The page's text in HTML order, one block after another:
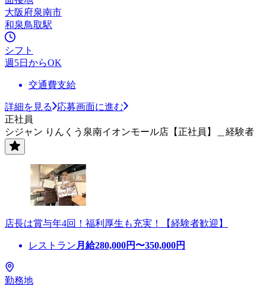
大阪府泉南市
和泉鳥取駅
シフト
週5日からOK
交通費支給
詳細を見る
応募画面に進む
正社員
シジャン りんくう泉南イオンモール店【正社員】＿経験者
店長は賞与年4回！福利厚生も充実！【経験者歓迎】
レストラン 月給280,000円〜350,000円
勤務地